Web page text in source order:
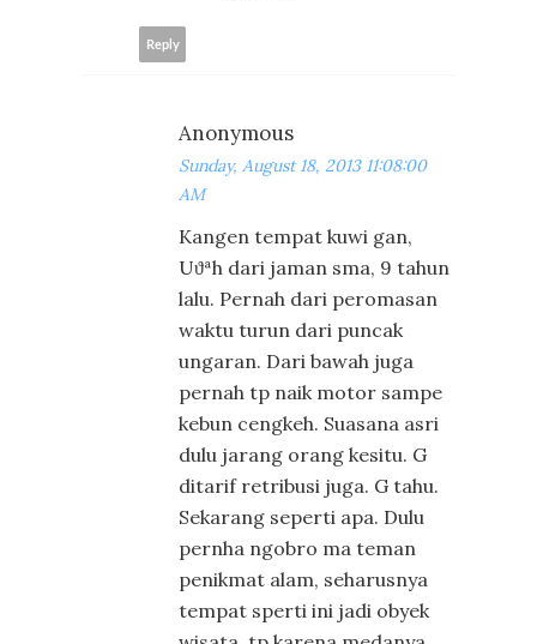
Reply
Anonymous
Sunday, August 18, 2013 11:08:00
AM
Kangen tempat kuwi gan,
Uϑªh dari jaman sma, 9 tahun
lalu. Pernah dari peromasan
waktu turun dari puncak
ungaran. Dari bawah juga
pernah tp naik motor sampe
kebun cengkeh. Suasana asri
dulu jarang orang kesitu. G
ditarif retribusi juga. G tahu.
Sekarang seperti apa. Dulu
pernha ngobro ma teman
penikmat alam, seharusnya
tempat sperti ini jadi obyek